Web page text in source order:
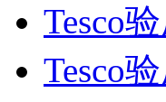
Tesco
Tesco